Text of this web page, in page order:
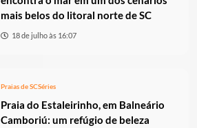
mais belos do litoral norte de SC
18 de julho às 16:07
Praias de SCSéries
Praia do Estaleirinho, em Balneário
Camboriú: um refúgio de beleza